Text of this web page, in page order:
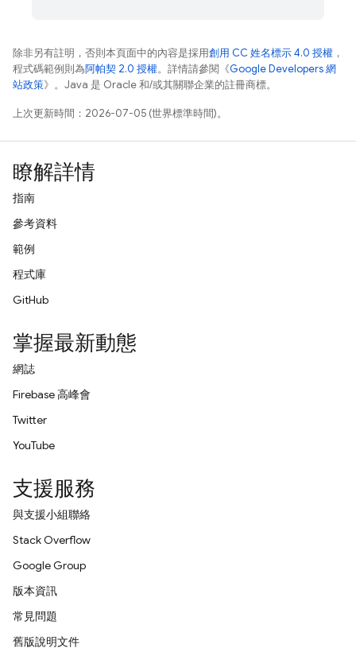
除非另有註明，否則本頁面中的內容是採用創用 CC 姓名標示 4.0 授權 ，
程式碼範例則為阿帕契 2.0 授權。詳情請參閱《Google Developers 網
站政策》。Java 是 Oracle 和/或其關聯企業的註冊商標。
上次更新時間：2026-07-05 (世界標準時間)。
瞭解詳情
指南
參考資料
範例
程式庫
GitHub
掌握最新動態
網誌
Firebase 高峰會
Twitter
YouTube
支援服務
與支援小組聯絡
Stack Overflow
Google Group
版本資訊
常見問題
舊版說明文件